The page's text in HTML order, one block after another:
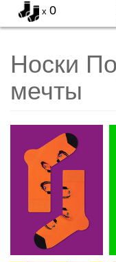
x 0
Носки
мечты